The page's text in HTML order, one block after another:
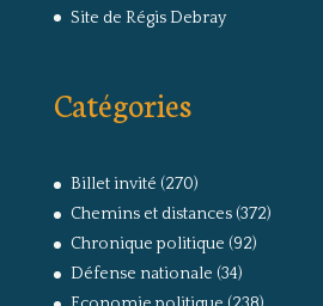
Site de Régis Debray
Catégories
Billet invité (270)
Chemins et distances(372)
Chronique politique (92)
Défense nationale (34)